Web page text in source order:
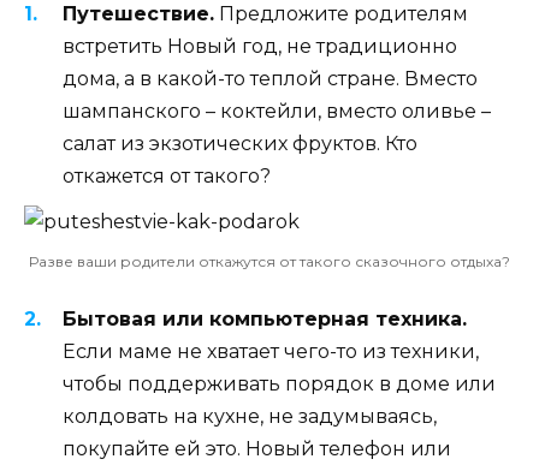
Путешествие. Предложите родителям
встретить Новый год, не традиционно
дома, а в какой-то теплой стране. Вместо
шампанского – коктейли, вместо оливье –
салат из экзотических фруктов. Кто
откажется от такого?
Разве ваши родители откажутся от такого сказочного отдыха?
Бытовая или компьютерная техника.
Если маме не хватает чего-то из техники,
чтобы поддерживать порядок в доме или
колдовать на кухне, не задумываясь,
покупайте ей это. Новый телефон или